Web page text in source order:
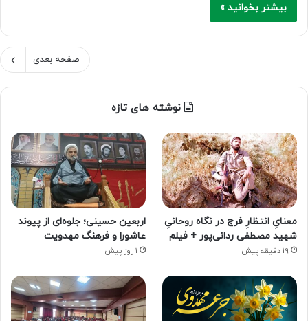
بیشتر بخوانید »
صفحه بعدی
نوشته های تازه
معنایِ انتظارِ فرج در نگاه روحانیِ
شهید مصطفی ردانی‌پور + فیلم
19 دقیقه پیش
اربعین حسینی؛ جلوه‌ای از پیوند
عاشورا و فرهنگ مهدویت
1 روز پیش